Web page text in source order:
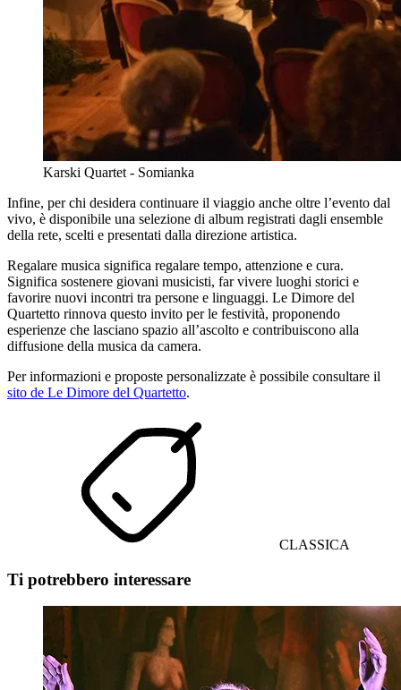
Karski Quartet - Somianka
Infine, per chi desidera continuare il viaggio anche oltre l’evento dal
vivo, è disponibile una selezione di album registrati dagli ensemble
della rete, scelti e presentati dalla direzione artistica.
Regalare musica significa regalare tempo, attenzione e cura.
Significa sostenere giovani musicisti, far vivere luoghi storici e
favorire nuovi incontri tra persone e linguaggi. Le Dimore del
Quartetto rinnova questo invito per le festività, proponendo
esperienze che lasciano spazio all’ascolto e contribuiscono alla
diffusione della musica da camera.
Per informazioni e proposte personalizzate è possibile consultare il
sito de Le Dimore del Quartetto.
CLASSICA
Ti potrebbero interessare